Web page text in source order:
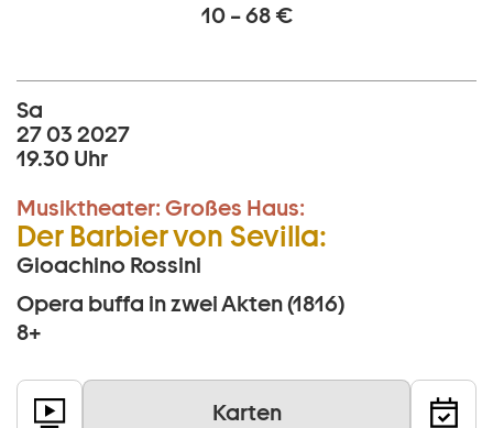
10 – 68 €
Sa
27 03 2027
19.30 Uhr
Musiktheater: Großes Haus:
Der Barbier von Sevilla:
Gioachino Rossini
Opera buffa in zwei Akten (1816)
8+
Karten